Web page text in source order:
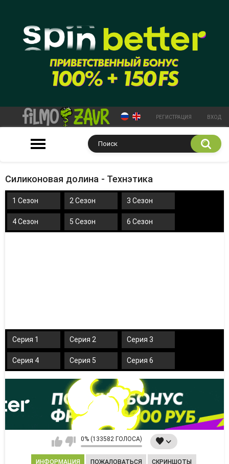
РЕГИСТРАЦИЯ ВХОД
Силиконовая долина - Технэтика
1 Сезон 2 Сезон 3 Сезон
4 Сезон 5 Сезон 6 Сезон
Серия 1 Серия 2 Серия 3
Серия 4 Серия 5 Серия 6
0% (133582 ГОЛОСА)
ИНФОРМАЦИЯ ПОЖАЛОВАТЬСЯ СКРИНШОТЫ